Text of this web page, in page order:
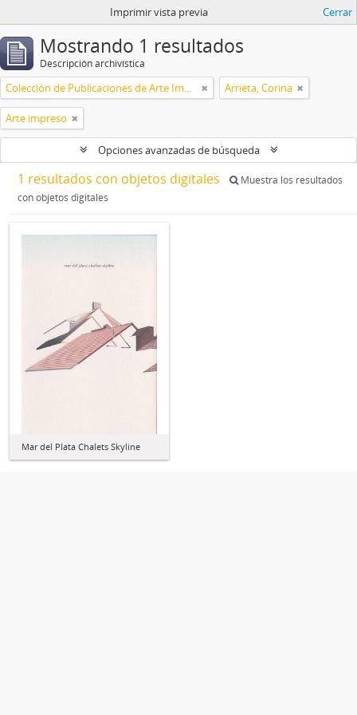
Imprimir vista previa Cerrar
Mostrando 1 resultados
Descripción archivística
Colección de Publicaciones de Arte Impreso Arrieta, Corina
Arte impreso
Opciones avanzadas de búsqueda
1 resultados con objetos digitales
Muestra los resultados
con objetos digitales
Mar del Plata Chalets Skyline